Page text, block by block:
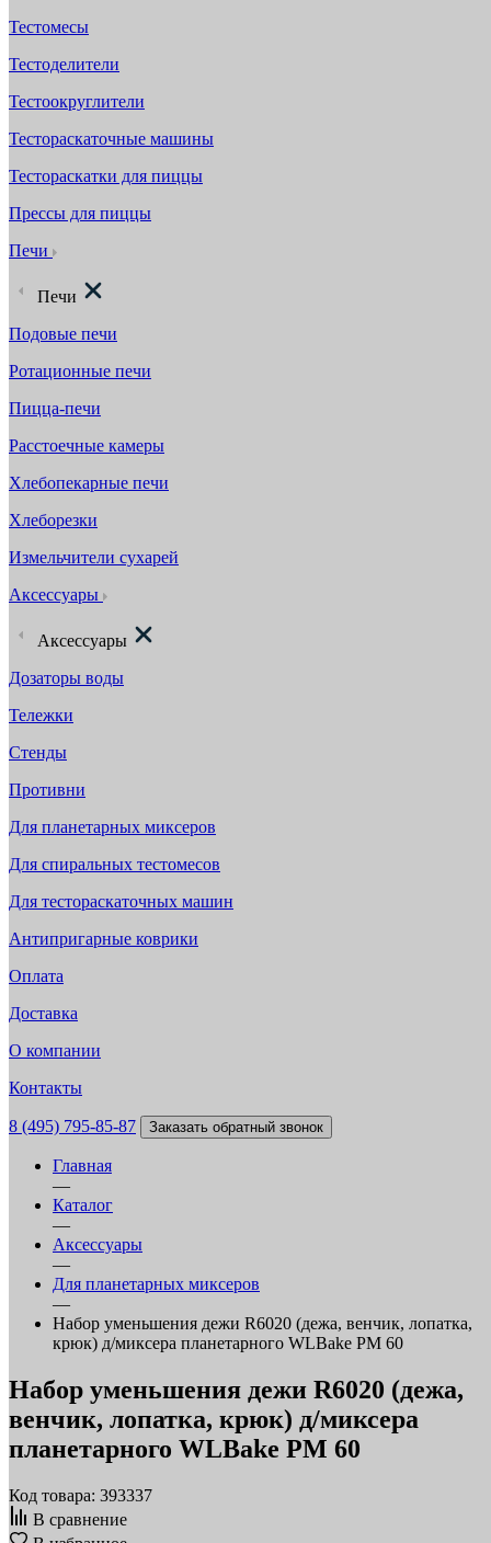
Тестомесы
Тестоделители
Тестоокруглители
Тестораскаточные машины
Тестораскатки для пиццы
Прессы для пиццы
Печи
Печи
Подовые печи
Ротационные печи
Пицца-печи
Расстоечные камеры
Хлебопекарные печи
Хлеборезки
Измельчители сухарей
Аксессуары
Аксессуары
Дозаторы воды
Тележки
Стенды
Противни
Для планетарных миксеров
Для спиральных тестомесов
Для тестораскаточных машин
Антипригарные коврики
Оплата
Доставка
О компании
Контакты
8 (495) 795-85-87 Заказать обратный звонок
Главная
—
Каталог
—
Аксессуары
—
Для планетарных миксеров
—
Набор уменьшения дежи R6020 (дежа, венчик, лопатка,
крюк) д/миксера планетарного WLBake PM 60
Набор уменьшения дежи R6020 (дежа,
венчик, лопатка, крюк) д/миксера
планетарного WLBake PM 60
Код товара: 393337
В сравнение